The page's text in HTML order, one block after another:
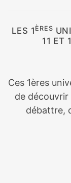
LES 1 ÈRES
11 ET
Ces 1ères
de
débattre,